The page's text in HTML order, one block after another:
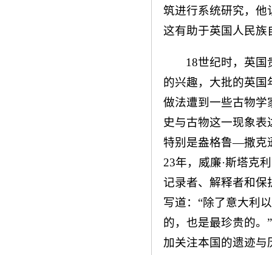
筑进行系统研究，他
这有助于英国人民族
18世纪时，英
的兴趣，大批的英
做法遭到一些古物学
史与古物这一现象
特别是盎格鲁—撒克
23年，威廉·斯塔克
记录者、解释者和保
写道：“除了意大利
的，也是最珍贵的。
加关注本国的遗迹